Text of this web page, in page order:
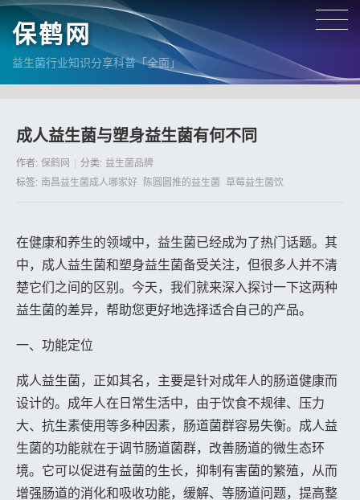
保鹤网
益生菌行业知识分享科普「全面」
成人益生菌与塑身益生菌有何不同
作者: 保鹤网 分类: 益生菌品牌
标签: 南昌益生菌成人哪家好 陈圆圆推的益生菌 草莓益生菌饮
在健康和养生的领域中，益生菌已经成为了热门话题。其
中，成人益生菌和塑身益生菌备受关注，但很多人并不清
楚它们之间的区别。今天，我们就来深入探讨一下这两种
益生菌的差异，帮助您更好地选择适合自己的产品。
一、功能定位
成人益生菌，正如其名，主要是针对成年人的肠道健康而
设计的。成年人在日常生活中，由于饮食不规律、压力
大、抗生素使用等多种因素，肠道菌群容易失衡。成人益
生菌的功能就在于调节肠道菌群，改善肠道的微生态环
境。它可以促进有益菌的生长，抑制有害菌的繁殖，从而
增强肠道的消化和吸收功能，缓解、等肠道问题，提高整